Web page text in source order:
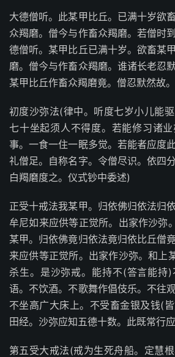
大德僧听。此某甲比丘。已满十岁欲
众羯磨。僧今与作畜众羯磨。若僧时
德僧听。某甲比丘已满十岁。欲畜某
磨。僧今与作畜众羯磨。谁诸长老忍
某甲比丘作畜众羯磨竟。僧忍默然故。
初度沙弥法(律中。听度七岁小儿能
七十坐起须人不得度。若能修习诸
事。一食一住一眠多觉。若能者应度
礼僧足。自称名字。令僧尽识。依四
白羯磨度之。仪式钞中委述)
正受十戒法我某甲。归依佛归依法归
牟尼如来应供等正觉所。出家作沙弥
某甲。归依佛竟归依法竟归依比丘僧
来应供等正觉所。出家作沙弥。和上
杀生。是沙弥戒。能持不(答言能持
语。不饮酒。不歌舞作倡伎乐。不往
不坐高广大床上。不受畜金银及钱(
田经。沙弥应知五德十数。此既常行
第五受大戒法(戒为生死舟船。定慧